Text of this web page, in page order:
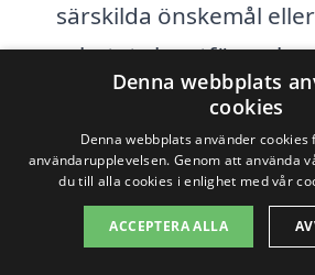
särskilda önskemål
arbetet ska utföras,
påverka kostnaden.
lösningar kan ofta
priser.
Det är alltid en bra idé att
Denna webbplats
cookies
Denna webbplats använder
användarupplevelsen. Genom att använda
du till alla cookies i enlighet med vår
ACCEPTERA ALLA